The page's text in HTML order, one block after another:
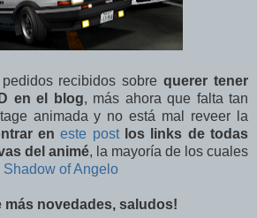
pedidos recibidos sobrequerer tener
en el blog, más ahora que falta tan
animada y no está mal reveer la
en este post
los links de todas
del animé, la mayoría de los cuales
Shadow of Angelo
más novedades, saludos!